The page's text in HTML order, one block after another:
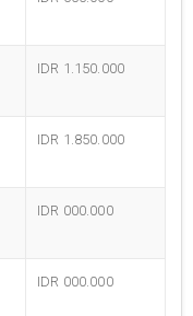
IDR 1.150.000
IDR 1.850.000
IDR 000.000
IDR 000.000